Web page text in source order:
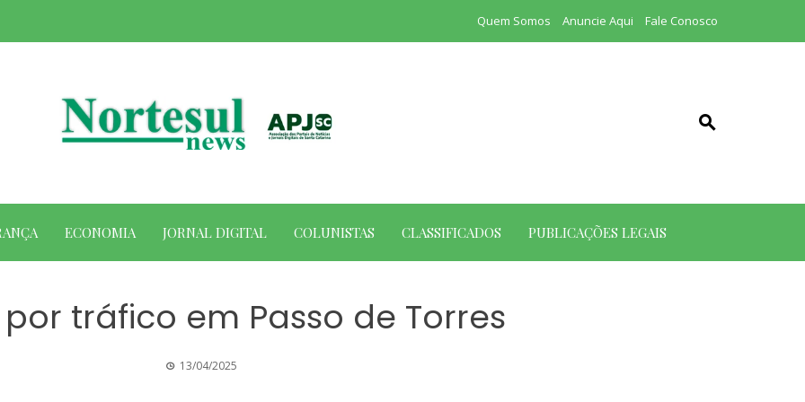
Quem Somos Anuncie Aqui Fale Conosco
ECONOMIA JORNAL DIGITAL COLUNISTAS CLASSIFICADOS PUBLICAÇÕES LEGAIS
por tráfico em Passo de Torres
13/04/2025